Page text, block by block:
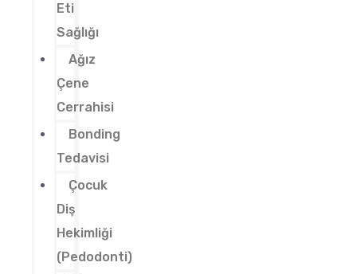
Eti
Sağlığı
Ağız
Çene
Cerrahisi
Bonding
Tedavisi
Çocuk
Diş
Hekimliği
(Pedodonti)